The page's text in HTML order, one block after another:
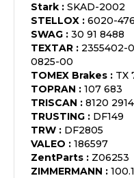
Stark : SKAD-2002
STELLOX : 6020-
SWAG : 30 91 8488
TEXTAR : 2355402-
0825-00
TOMEX Brakes : TX
TOPRAN : 107 683
TRISCAN : 8120
TRUSTING : DF149
TRW : DF2805
VALEO : 186597
ZentParts : Z06253
ZIMMERMANN :